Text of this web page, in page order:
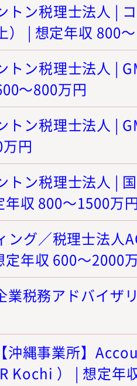
トン税理士法人 |
） | 想定年収 800
トン税理士法人 |
～800万円
トン税理士法人 |
円
トン税理士法人 |
年収 800～1500万
ング／税理士法人
定年収 600～2000
業税務アドバイザ
沖縄事業所】
Kochi ） | 想定年